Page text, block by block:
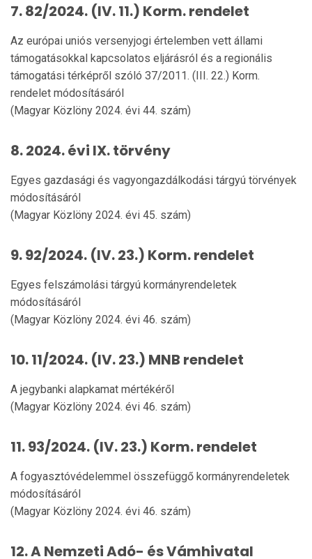
7. 82/2024. (IV. 11.) Korm. rendelet
Az európai uniós versenyjogi értelemben vett állami
támogatásokkal kapcsolatos eljárásról és a regionális
támogatási térképről szóló 37/2011. (III. 22.) Korm.
rendelet módosításáról
(Magyar Közlöny 2024. évi 44. szám)
8. 2024. évi IX. törvény
Egyes gazdasági és vagyongazdálkodási tárgyú törvények
módosításáról
(Magyar Közlöny 2024. évi 45. szám)
9. 92/2024. (IV. 23.) Korm. rendelet
Egyes felszámolási tárgyú kormányrendeletek
módosításáról
(Magyar Közlöny 2024. évi 46. szám)
10. 11/2024. (IV. 23.) MNB rendelet
A jegybanki alapkamat mértékéről
(Magyar Közlöny 2024. évi 46. szám)
11. 93/2024. (IV. 23.) Korm. rendelet
A fogyasztóvédelemmel összefüggő kormányrendeletek
módosításáról
(Magyar Közlöny 2024. évi 46. szám)
12. A Nemzeti Adó- és Vámhivatal